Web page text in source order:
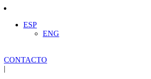
ESP
ENG
CONTACTO
|